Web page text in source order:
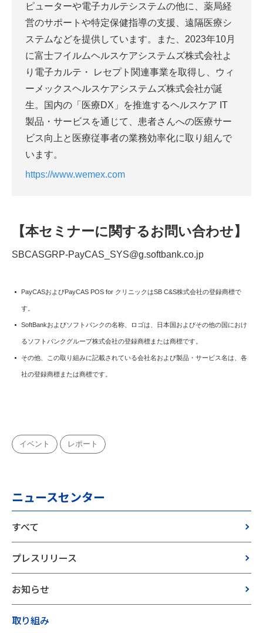
ピューターや電子カルテシステムの他に、薬局経
営のサポートや特定保健指導の支援、遠隔医療シ
ステムなどを提供しています。また、2023年10月
に富士フイルムヘルスケアシステムズ株式会社よ
り電子カルテ・ レセプト関連事業を取得し、ウィ
ーメックスヘルスケアシステムズ株式会社が誕
生。国内の「医療DX」を推進するヘルスケア IT
製品・サービスを通じて、患者さんへの医療サー
ビス向上と医療従事者の業務効率化に取り組んで
います。
https://www.wemex.com
【本セミナーに関するお問い合わせ】
SBCASGRP-PayCAS_SYS@g.softbank.co.jp
PayCASおよびPayCAS POS for クリニックはSB C&S株式会社の登録商標で
す。
SoftBankおよびソフトバンクの名称、ロゴは、日本国およびその他の国におけ
るソフトバンクグループ株式会社の登録商標または商標です。
その他、この取り組みに記載されている会社名および製品・サービス名は、各
社の登録商標または商標です。
イベント レポート
ニュースセンター
すべて
プレスリリース
お知らせ
取り組み